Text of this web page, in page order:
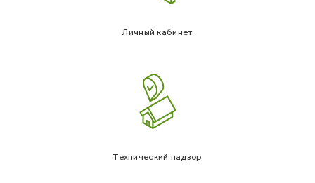
Личный кабинет
Технический надзор